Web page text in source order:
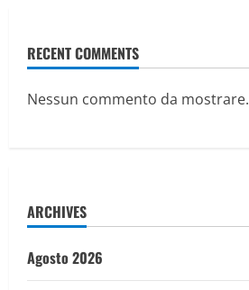
RECENT COMMENTS
Nessun commento da mostrare.
ARCHIVES
Agosto 2026